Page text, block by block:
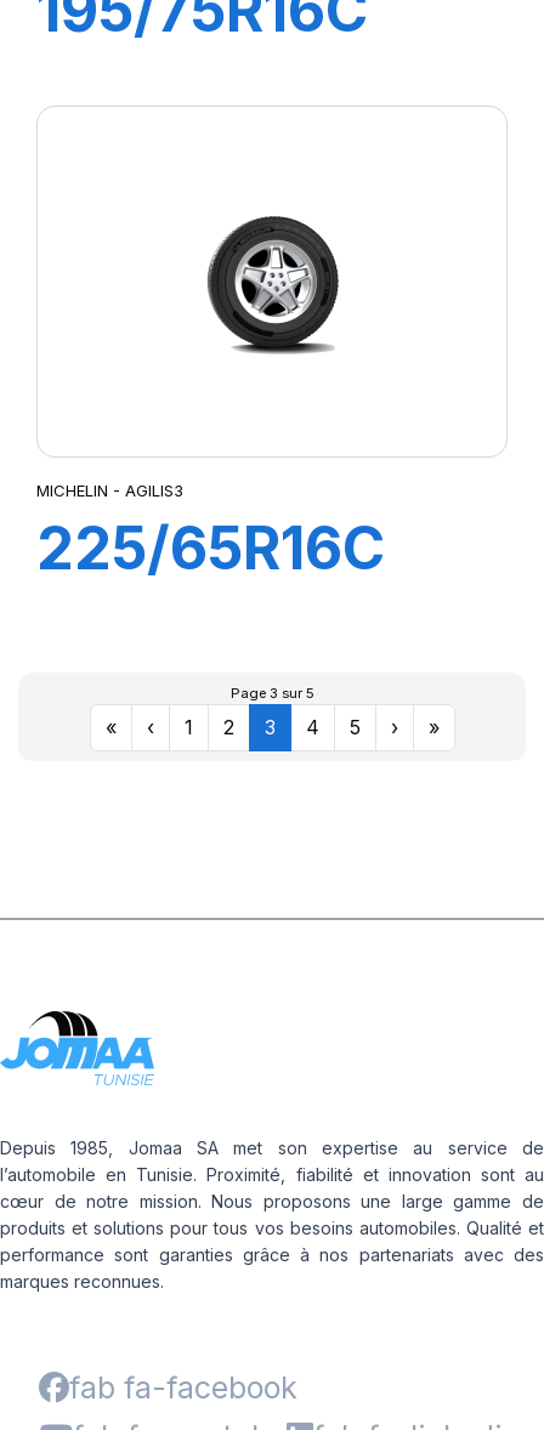
MICHELIN - AGILIS3
225/65R16C
Page 3 sur 5
« ‹ 1 2 3 4 5 › »
Depuis 1985, Jomaa SA met son expertise au service de
l’automobile en Tunisie. Proximité, fiabilité et innovation sont au
cœur de notre mission. Nous proposons une large gamme de
produits et solutions pour tous vos besoins automobiles. Qualité et
performance sont garanties grâce à nos partenariats avec des
marques reconnues.
fab fa-facebook